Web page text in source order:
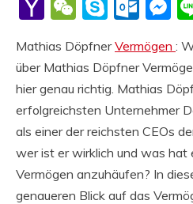
Yahoo
WeChat
Skype
Mathias DöpfnerVermögen :
über Mathias Döpfner
hier genau richtig. Mathias
erfolgreichsten Unternehmer
als einer der reichsten CEOs
wer ist er wirklich und was hat
Vermögen anzuhäufen? In
genaueren Blick auf das